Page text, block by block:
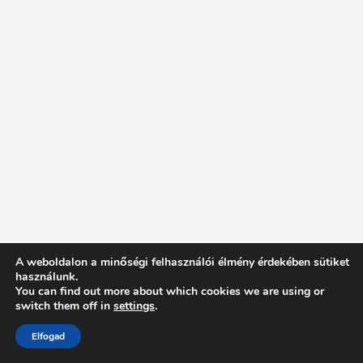
Intentionally Blank - Proudly powered by WordPress
A weboldalon a minőségi felhasználói élmény érdekében sütiket
használunk.
You can find out more about which cookies we are using or
switch them off in settings.
Elfogad